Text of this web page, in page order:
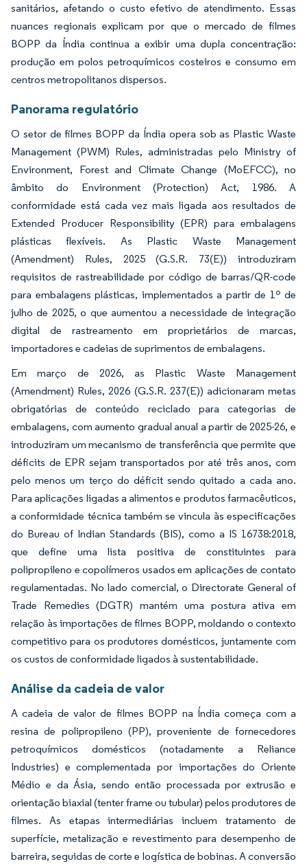
sanitários, afetando o custo efetivo de atendimento. Essas
nuances regionais explicam por que o mercado de filmes
BOPP da Índia continua a exibir uma dupla concentração:
produção em polos petroquímicos costeiros e consumo em
centros metropolitanos dispersos.
Panorama regulatório
O setor de filmes BOPP da Índia opera sob as Plastic Waste
Management (PWM) Rules, administradas pelo Ministry of
Environment, Forest and Climate Change (MoEFCC), no
âmbito do Environment (Protection) Act, 1986. A
conformidade está cada vez mais ligada aos resultados de
Extended Producer Responsibility (EPR) para embalagens
plásticas flexíveis. As Plastic Waste Management
(Amendment) Rules, 2025 (G.S.R. 73(E)) introduziram
requisitos de rastreabilidade por código de barras/QR-code
para embalagens plásticas, implementados a partir de 1º de
julho de 2025, o que aumentou a necessidade de integração
digital de rastreamento em proprietários de marcas,
importadores e cadeias de suprimentos de embalagens.
Em março de 2026, as Plastic Waste Management
(Amendment) Rules, 2026 (G.S.R. 237(E)) adicionaram metas
obrigatórias de conteúdo reciclado para categorias de
embalagens, com aumento gradual anual a partir de 2025-26, e
introduziram um mecanismo de transferência que permite que
déficits de EPR sejam transportados por até três anos, com
pelo menos um terço do déficit sendo quitado a cada ano.
Para aplicações ligadas a alimentos e produtos farmacêuticos,
a conformidade técnica também se vincula às especificações
do Bureau of Indian Standards (BIS), como a IS 16738:2018,
que define uma lista positiva de constituintes para
polipropileno e copolímeros usados em aplicações de contato
regulamentadas. No lado comercial, o Directorate General of
Trade Remedies (DGTR) mantém uma postura ativa em
relação às importações de filmes BOPP, moldando o contexto
competitivo para os produtores domésticos, juntamente com
os custos de conformidade ligados à sustentabilidade.
Análise da cadeia de valor
A cadeia de valor de filmes BOPP na Índia começa com a
resina de polipropileno (PP), proveniente de fornecedores
petroquímicos domésticos (notadamente a Reliance
Industries) e complementada por importações do Oriente
Médio e da Ásia, sendo então processada por extrusão e
orientação biaxial (tenter frame ou tubular) pelos produtores de
filmes. As etapas intermediárias incluem tratamento de
superfície, metalização e revestimento para desempenho de
barreira, seguidas de corte e logística de bobinas. A conversão